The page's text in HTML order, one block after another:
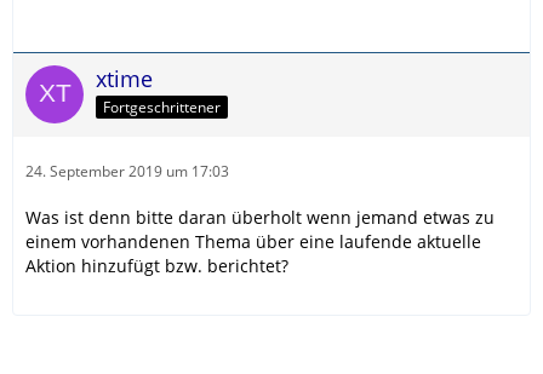
xtime
Fortgeschrittener
24. September 2019 um 17:03
Was ist denn bitte daran überholt wenn jemand etwas zu
einem vorhandenen Thema über eine laufende aktuelle
Aktion hinzufügt bzw. berichtet?